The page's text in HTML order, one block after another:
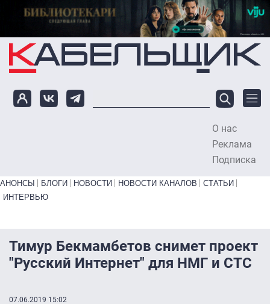
Перейти к основному содержанию
О нас
Реклама
Подписка
Primary links bottom
АНОНСЫ БЛОГИ НОВОСТИ НОВОСТИ КАНАЛОВ
СТАТЬИ
ИНТЕРВЬЮ
Тимур Бекмамбетов снимет проект
"Русский Интернет" для НМГ и СТС
07.06.2019 15:02